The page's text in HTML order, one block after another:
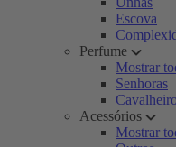
Escova
Perfume
Mostrar
Senhoras
Acessórios
Mostrar